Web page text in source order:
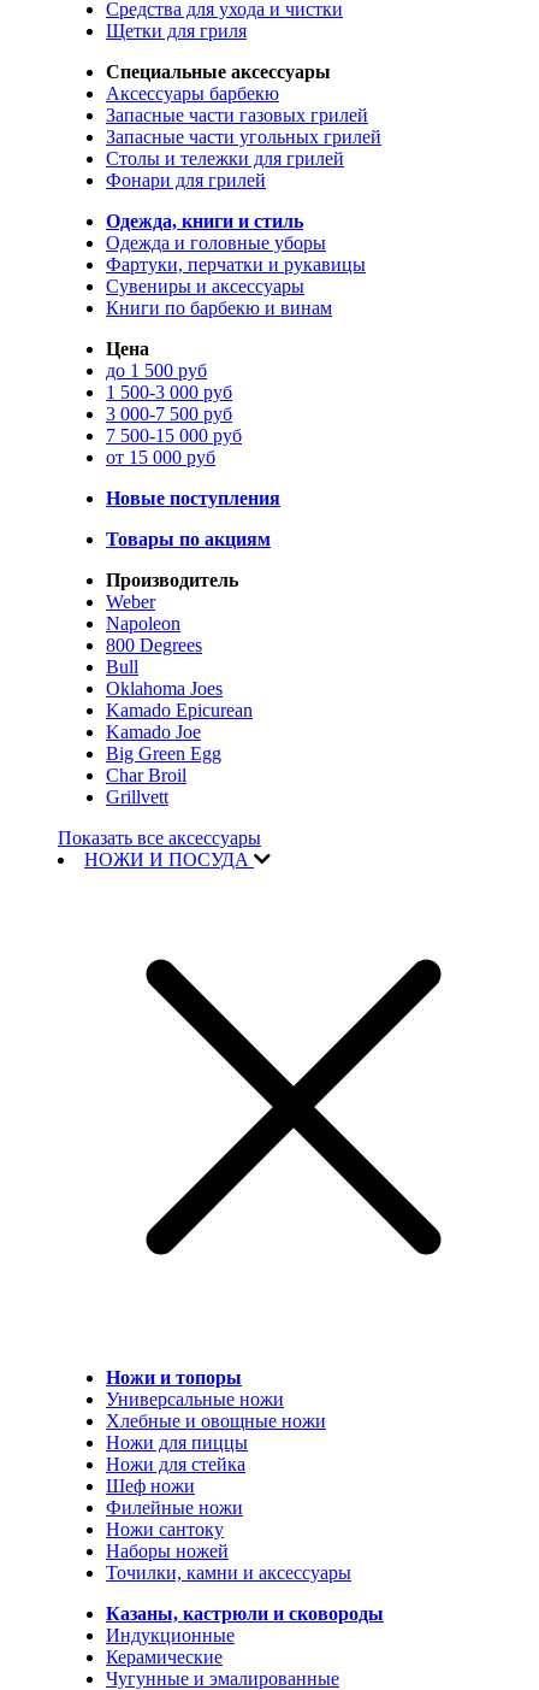
Средства для ухода и чистки
Щетки для гриля
Специальные аксессуары
Аксессуары барбекю
Запасные части газовых грилей
Запасные части угольных грилей
Столы и тележки для грилей
Фонари для грилей
Одежда, книги и стиль
Одежда и головные уборы
Фартуки, перчатки и рукавицы
Сувениры и аксессуары
Книги по барбекю и винам
Цена
до 1 500 руб
1 500-3 000 руб
3 000-7 500 руб
7 500-15 000 руб
от 15 000 руб
Новые поступления
Товары по акциям
Производитель
Weber
Napoleon
800 Degrees
Bull
Oklahoma Joes
Kamado Epicurean
Kamado Joe
Big Green Egg
Char Broil
Grillvett
Показать все аксессуары
НОЖИ И ПОСУДА
Ножи и топоры
Универсальные ножи
Хлебные и овощные ножи
Ножи для пиццы
Ножи для стейка
Шеф ножи
Филейные ножи
Ножи сантоку
Наборы ножей
Точилки, камни и аксессуары
Казаны, кастрюли и сковороды
Индукционные
Керамические
Чугунные и эмалированные